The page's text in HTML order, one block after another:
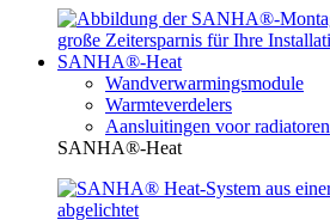
SANHA®-Heat
Wandverwarmingsmodule
Warmteverdelers
Aansluitingen voor radiatoren
SANHA®-Heat